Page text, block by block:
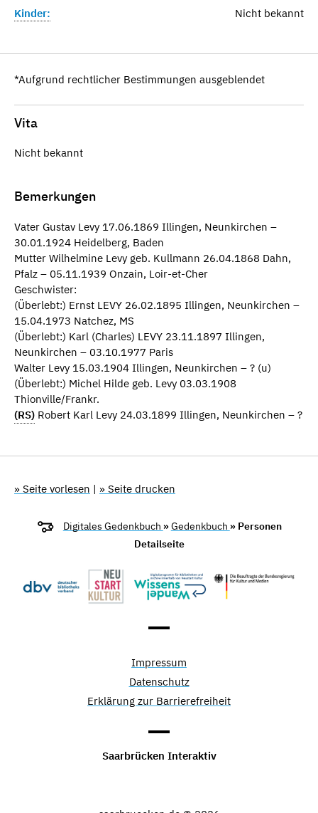
Kinder:
Nicht bekannt
*Aufgrund rechtlicher Bestimmungen ausgeblendet
Vita
Nicht bekannt
Bemerkungen
Vater Gustav Levy 17.06.1869 Illingen, Neunkirchen –
30.01.1924 Heidelberg, Baden
Mutter Wilhelmine Levy geb. Kullmann 26.04.1868 Dahn,
Pfalz – 05.11.1939 Onzain, Loir-et-Cher
Geschwister:
(Überlebt:) Ernst LEVY 26.02.1895 Illingen, Neunkirchen –
15.04.1973 Natchez, MS
(Überlebt:) Karl (Charles) LEVY 23.11.1897 Illingen,
Neunkirchen – 03.10.1977 Paris
Walter Levy 15.03.1904 Illingen, Neunkirchen – ? (u)
(Überlebt:) Michel Hilde geb. Levy 03.03.1908
Thionville/Frankr.
(RS) Robert Karl Levy 24.03.1899 Illingen, Neunkirchen – ?
» Seite vorlesen | » Seite drucken
Digitales Gedenkbuch »Gedenkbuch » Personen
Detailseite
Impressum
Datenschutz
Erklärung zur Barrierefreiheit
Saarbrücken Interaktiv